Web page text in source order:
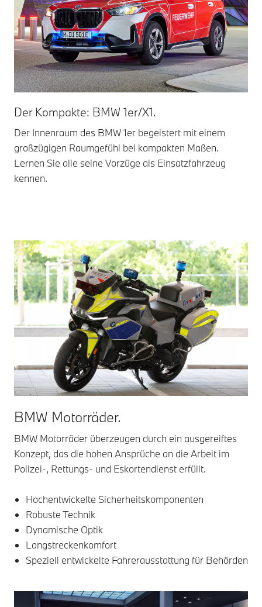
Der Kompakte: BMW 1er/X1.
Der Innenraum des BMW 1er begeistert mit einem
großzügigen Raumgefühl bei kompakten Maßen.
Lernen Sie alle seine Vorzüge als Einsatzfahrzeug
kennen.
BMW Motorräder.
BMW Motorräder überzeugen durch ein ausgereiftes
Konzept, das die hohen Ansprüche an die Arbeit im
Polizei-, Rettungs- und Eskortendienst erfüllt.
Hochentwickelte Sicherheitskomponenten
Robuste Technik
Dynamische Optik
Langstreckenkomfort
Speziell entwickelte Fahrerausstattung für Behörden